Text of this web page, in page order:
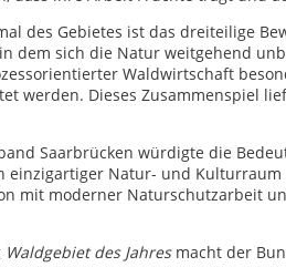
des Gebietes ist das dreiteilige
dem sich die Natur weitgehend
Waldwirtschaft
werden. Dieses Zusammenspiel
Saarbrücken würdigte die
einzigartiger Natur- und
mit moderner Naturschutzarbeit
Waldgebiet des Jahresmacht der